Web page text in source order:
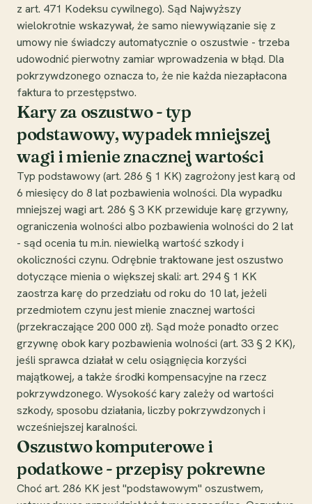
z art. 471 Kodeksu cywilnego). Sąd Najwyższy
wielokrotnie wskazywał, że samo niewywiązanie się z
umowy nie świadczy automatycznie o oszustwie - trzeba
udowodnić pierwotny zamiar wprowadzenia w błąd. Dla
pokrzywdzonego oznacza to, że nie każda niezapłacona
faktura to przestępstwo.
Kary za oszustwo - typ
podstawowy, wypadek mniejszej
wagi i mienie znacznej wartości
Typ podstawowy (art. 286 § 1 KK) zagrożony jest karą od
6 miesięcy do 8 lat pozbawienia wolności. Dla wypadku
mniejszej wagi art. 286 § 3 KK przewiduje karę grzywny,
ograniczenia wolności albo pozbawienia wolności do 2 lat
- sąd ocenia tu m.in. niewielką wartość szkody i
okoliczności czynu. Odrębnie traktowane jest oszustwo
dotyczące mienia o większej skali: art. 294 § 1 KK
zaostrza karę do przedziału od roku do 10 lat, jeżeli
przedmiotem czynu jest mienie znacznej wartości
(przekraczające 200 000 zł). Sąd może ponadto orzec
grzywnę obok kary pozbawienia wolności (art. 33 § 2 KK),
jeśli sprawca działał w celu osiągnięcia korzyści
majątkowej, a także środki kompensacyjne na rzecz
pokrzywdzonego. Wysokość kary zależy od wartości
szkody, sposobu działania, liczby pokrzywdzonych i
wcześniejszej karalności.
Oszustwo komputerowe i
podatkowe - przepisy pokrewne
Choć art. 286 KK jest "podstawowym" oszustwem,